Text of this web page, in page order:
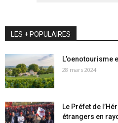
LES + POPULAIRES
L’oenotourisme
28 mars 2024
Le Préfet de
étrangers en